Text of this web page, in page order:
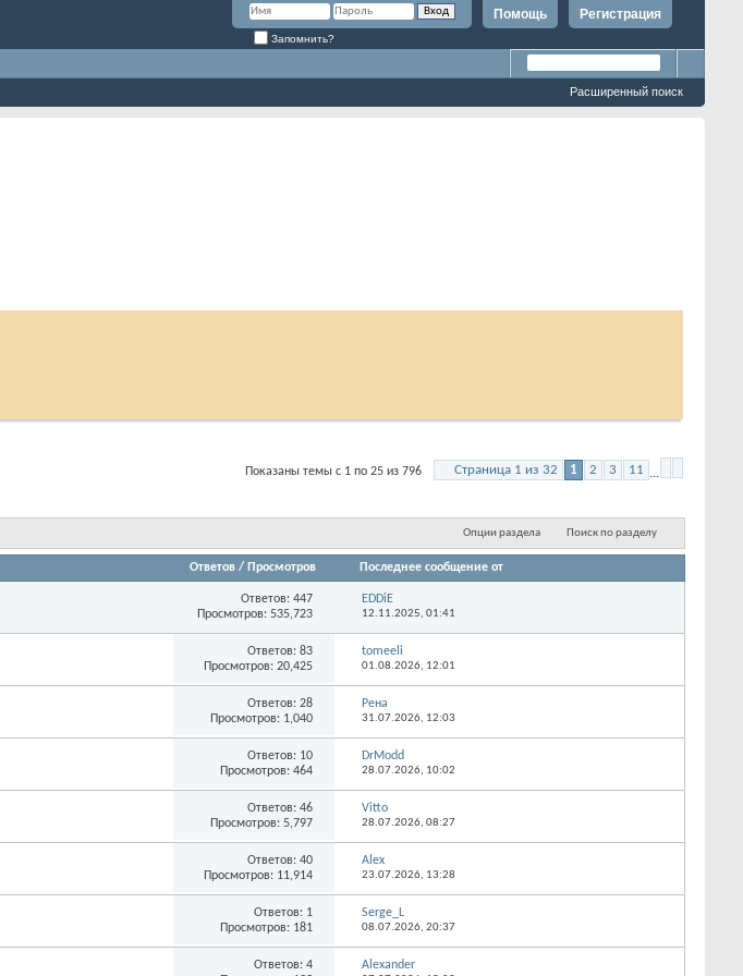
Регистрация
Помощь
Запомнить?
Расширенный поиск
Страница 1 из 32 1 2 3 11
Опции раздела Поиск по разделу
Ответов/Просмотров Последнее сообщение от
Ответов:447
Просмотров: 535,723
EDDiE
12.11.2025,01:41
Ответов:83
Просмотров: 20,425
tomeeli
01.08.2026,12:01
Ответов:28
Просмотров: 1,040
Рена
31.07.2026,12:03
Ответов:10
Просмотров: 464
DrModd
28.07.2026,10:02
Ответов:46
Просмотров: 5,797
Vitto
28.07.2026,08:27
Ответов:40
Просмотров: 11,914
Alex
23.07.2026,13:28
Ответов:1
Просмотров: 181
Serge_L
08.07.2026,20:37